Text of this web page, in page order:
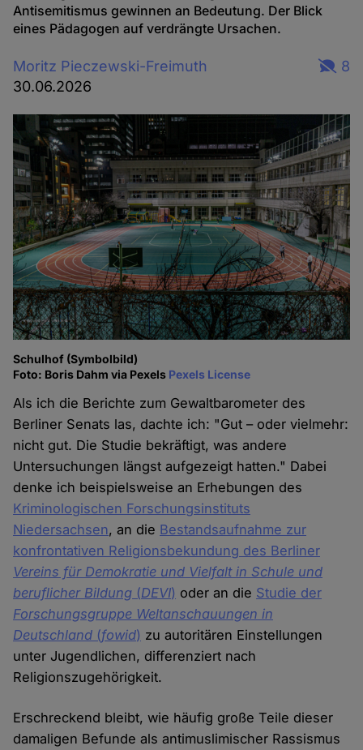
Antisemitismus gewinnen an Bedeutung. Der Blick
eines Pädagogen auf verdrängte Ursachen.
Moritz Pieczewski-Freimuth
30.06.2026
8
Schulhof (Symbolbild)
Foto: Boris Dahm via Pexels Pexels License
Als ich die Berichte zum Gewaltbarometer des
Berliner Senats las, dachte ich: "Gut – oder vielmehr:
nicht gut. Die Studie bekräftigt, was andere
Untersuchungen längst aufgezeigt hatten." Dabei
denke ich beispielsweise an Erhebungen des
Kriminologischen Forschungsinstituts
Niedersachsen, an die Bestandsaufnahme zur
konfrontativen Religionsbekundung des Berliner
Vereins für Demokratie und Vielfalt in Schule und
beruflicher Bildung (DEVI) oder an die Studie der
Forschungsgruppe Weltanschauungen in
Deutschland (fowid) zu autoritären Einstellungen
unter Jugendlichen, differenziert nach
Religionszugehörigkeit.
Erschreckend bleibt, wie häufig große Teile dieser
damaligen Befunde als antimuslimischer Rassismus